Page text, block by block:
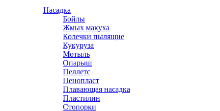
Насадка
Бойлы
Жмых макуха
Колечки пылящие
Кукуруза
Мотыль
Опарыш
Пеллетс
Пенопласт
Плавающая насадка
Пластилин
Стопорки